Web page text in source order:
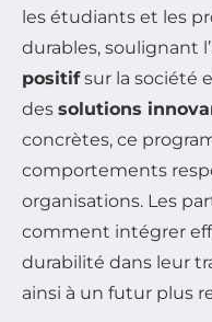
les étudiants et les
durables, soulignant
positifsur la société
des solutions
concrètes, ce
comportements
organisations. Les
comment intégrer
durabilité dans leur
ainsi à un futur plus